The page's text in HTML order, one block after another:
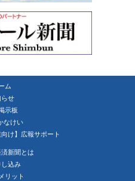
ム
らせ
示板
なけい
向け】広報サポート
新聞とは
込み
リット